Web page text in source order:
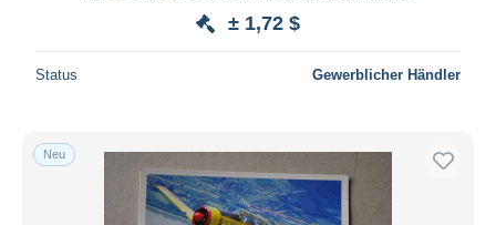
± 1,72 $
Status Gewerblicher Händler
Neu